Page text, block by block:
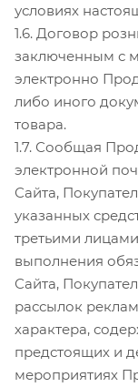
условиях
1.6. Договор
заключенным с
электронно
либо иного
товара.
1.7. Сообщая
электронной
Сайта,
указанных
третьими
выполнения
Сайта,
рассылок
характера,
предстоящих и
мероприятиях